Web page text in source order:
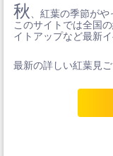
秋
、紅葉の季節が
このサイトでは全国
イトアップなど最新
最新の詳しい紅葉見